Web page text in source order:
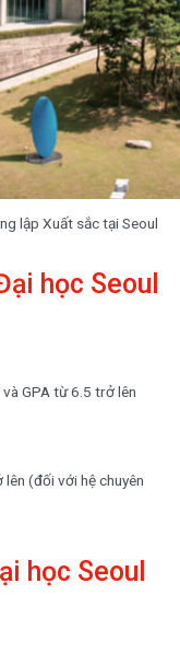
lập Xuất sắc tại Seoul
học Seoul
GPA từ 6.5 trở lên
(đối với hệ chuyên
học Seoul